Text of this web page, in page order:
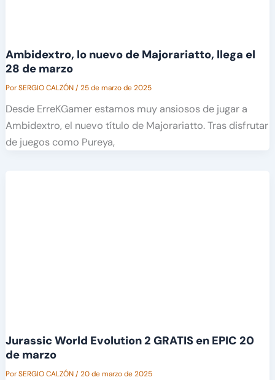
Ambidextro, lo nuevo de Majorariatto, llega el
28 de marzo
PorSERGIO CALZÓN/25 de marzo de 2025
Desde ErreKGamer estamos muy ansiosos de jugar a
Ambidextro, el nuevo título de Majorariatto. Tras disfrutar
de juegos como Pureya,
Jurassic World Evolution 2 GRATIS en EPIC 20
de marzo
PorSERGIO CALZÓN/20 de marzo de 2025